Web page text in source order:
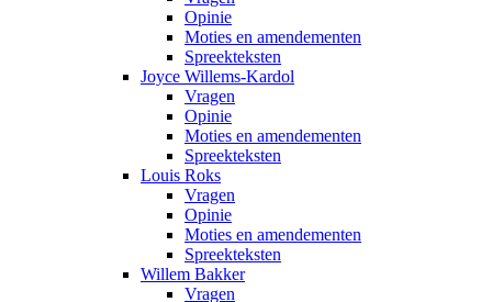
Opinie
Moties en amendementen
Spreekteksten
Joyce Willems-Kardol
Vragen
Opinie
Moties en amendementen
Spreekteksten
Louis Roks
Vragen
Opinie
Moties en amendementen
Spreekteksten
Willem Bakker
Vragen